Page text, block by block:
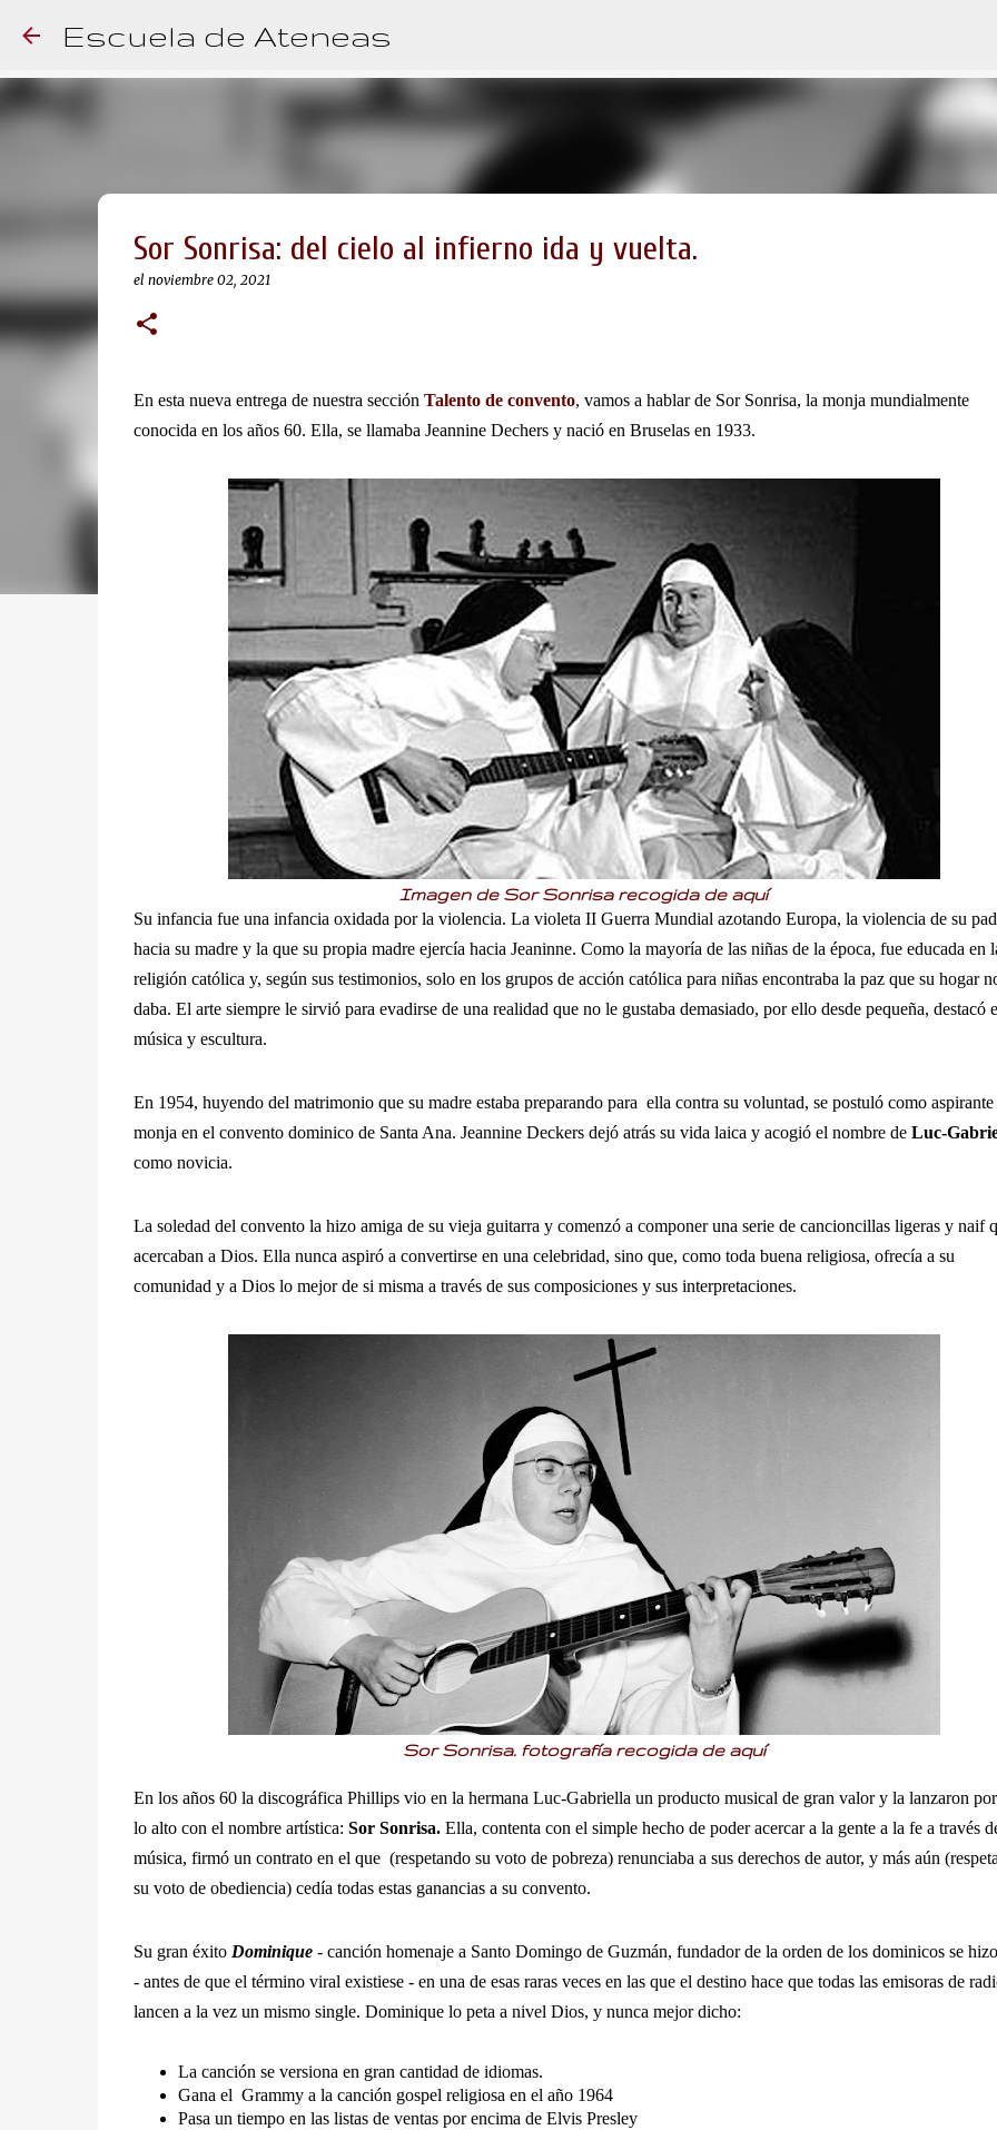
Escuela de Ateneas
Sor Sonrisa: del cielo al infierno ida y vuelta.
el noviembre 02, 2021
En esta nueva entrega de nuestra sección Talento de convento, vamos a hablar de Sor Sonrisa, la monja mundialmente
conocida en los años 60. Ella, se llamaba Jeannine Dechers y nació en Bruselas en 1933.
Imagen de Sor Sonrisa recogida deaquí
Su infancia fue una infancia oxidada por la violencia. La violeta II Guerra Mundial azotando Europa, la violencia de su
hacia su madre y la que su propia madre ejercía hacia Jeaninne. Como la mayoría de las niñas de la época, fue educada en
religión católica y, según sus testimonios, solo en los grupos de acción católica para niñas encontraba la paz que su hogar
daba. El arte siempre le sirvió para evadirse de una realidad que no le gustaba demasiado, por ello desde pequeña, destacó
música y escultura.
En 1954, huyendo del matrimonio que su madre estaba preparando para ella contra su voluntad, se postuló como aspirante
monja en el convento dominico de Santa Ana. Jeannine Deckers dejó atrás su vida laica y acogió el nombre de Luc-
como novicia.
La soledad del convento la hizo amiga de su vieja guitarra y comenzó a componer una serie de cancioncillas ligeras y naif
acercaban a Dios. Ella nunca aspiró a convertirse en una celebridad, sino que, como toda buena religiosa, ofrecía a su
comunidad y a Dios lo mejor de si misma a través de sus composiciones y sus interpretaciones.
Sor Sonrisa. fotografía recogida de aquí
En los años 60 la discográfica Phillips vio en la hermana Luc-Gabriella un producto musical de gran valor y la lanzaron
lo alto con el nombre artística: Sor Sonrisa. Ella, contenta con el simple hecho de poder acercar a la gente a la fe a través
música, firmó un contrato en el que (respetando su voto de pobreza) renunciaba a sus derechos de autor, y más aún
su voto de obediencia) cedía todas estas ganancias a su convento.
Su gran éxito Dominique- canción homenaje a Santo Domingo de Guzmán, fundador de la orden de los dominicos se
- antes de que el término viral existiese - en una de esas raras veces en las que el destino hace que todas las emisoras de
lancen a la vez un mismo single. Dominique lo peta a nivel Dios, y nunca mejor dicho:
La canción se versiona en gran cantidad de idiomas.
Gana el Grammy a la canción gospel religiosa en el año 1964
Pasa un tiempo en las listas de ventas por encima de Elvis Presley